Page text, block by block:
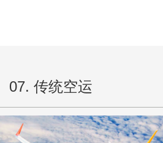
07. 传统空运